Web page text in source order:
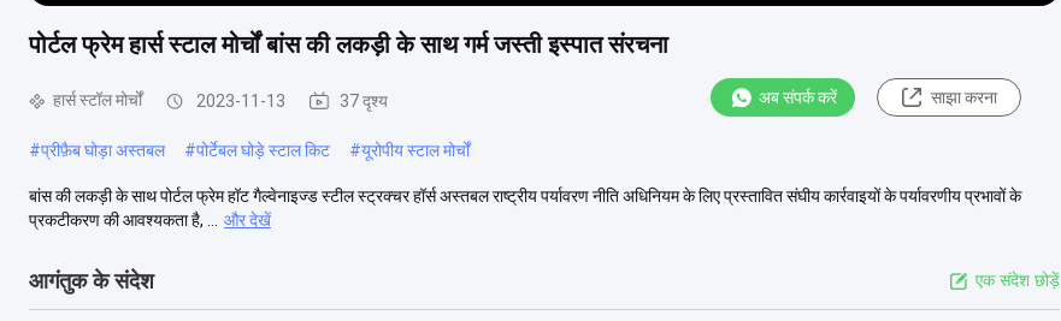
पोर्टल फ्रेम हार्स स्टाल मोर्चों बांस की लकड़ी के साथ गर्म जस्ती इस्पात संरचना
हार्स स्टॉल मोर्चों 2023-11-13 37 दृश्य अब संपर्क करें साझा करना
#प्रीफ़ैब घोड़ा अस्तबल #पोर्टेबल घोड़े स्टाल किट #यूरोपीय स्टाल मोर्चों
बांस की लकड़ी के साथ पोर्टल फ्रेम हॉट गैल्वेनाइज्ड स्टील स्ट्रक्चर हॉर्स अस्तबल राष्ट्रीय पर्यावरण नीति अधिनियम के लिए प्रस्तावित संघीय कार्रवाइयों के पर्यावरणीय प्रभावों के
प्रकटीकरण की आवश्यकता है, ...
और देखें
आगंतुक के संदेश एक संदेश छोड़ें